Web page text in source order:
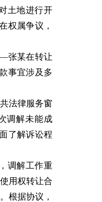
土地进行开
权属争议，
张某在转让
事宜涉及多
法律服务窗
调解未能成
了解诉讼程
调解工作重
用权转让合
根据协议，